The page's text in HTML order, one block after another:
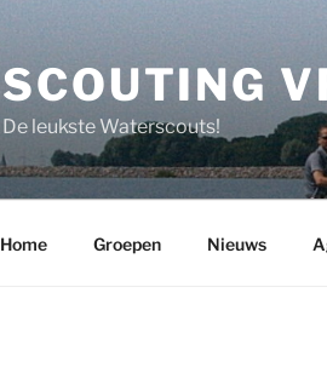
SCOUTING
De leukste Waterscouts!
Home Groepen Nieuws